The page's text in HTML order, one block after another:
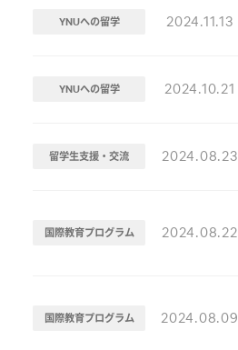
YNUへの留学 2024.11.13
YNUへの留学 2024.10.21
留学生支援・交流 2024.08.23
国際教育プログラム 2024.08.22
国際教育プログラム 2024.08.09